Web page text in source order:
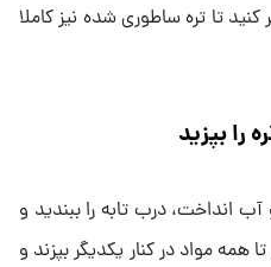
تا تره ساطوری شده نیز کاملا
را بپزید
انداخت، درب تابه را ببندید و
کنید تا همه مواد در کنار یکدیگر بپزند و